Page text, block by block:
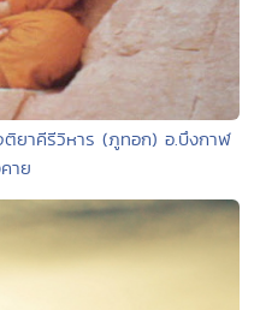
ยาคีรีวิหาร (ภูทอก) อ.บึงกาฬ
าย